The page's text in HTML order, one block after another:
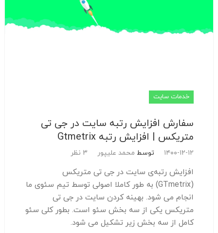
خدمات سایت
سفارش افزایش رتبه سایت در جی تی
متریکس | افزایش رتبه Gtmetrix
۱۴۰۰-۱۲-۱۲ توسط محمد علیپور 3 نظر
افزایش رتبه‌ی سایت در جی تی متریکس
(GTmetrix) به طور کاملا اصولی توسط تیم سئوی ما
انجام می شود. بهینه کردن سایت در جی تی
متریکس یکی از سه بخش سئو است. بطور کلی سئو
کامل از سه بخش زیر تشکیل می شود.